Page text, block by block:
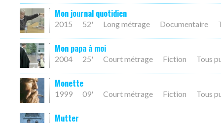
Mon journal quotidien
2015 52' Long métrage Documentaire
Mon papa à moi
2004 25' Court métrage Fiction Tous
Monette
1999 09' Court métrage Fiction Tous
Mutter